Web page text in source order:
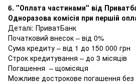
6. "Оплата частинами" від
Одноразова комісія при першій
Деталі: ПриватБанк
Початковий внесок – від 0%
Сума кредиту – від 1 до 150 000 грн
Строк кредитування – до 3 місяців
Погашення – щомісяця
Можливе дострокове погашення без